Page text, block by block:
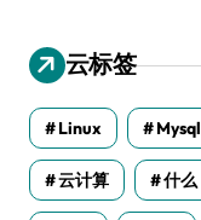
云标签
Linux Mysql
云计算 什么